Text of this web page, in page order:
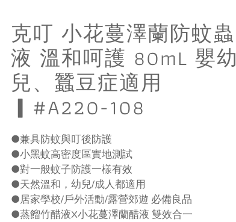
克叮 小花蔓澤蘭防蚊蟲
液 溫和呵護 80mL 嬰幼
兒、蠶豆症適用
▎#A220-108
●兼具防蚊與叮後防護
●小黑蚊高密度區實地測試
●對一般蚊子防護一樣有效
●天然溫和，幼兒/成人都適用
●居家學校/戶外活動/露營郊遊 必備良品
●蒸餾竹醋液X小花蔓澤蘭醋液 雙效合一